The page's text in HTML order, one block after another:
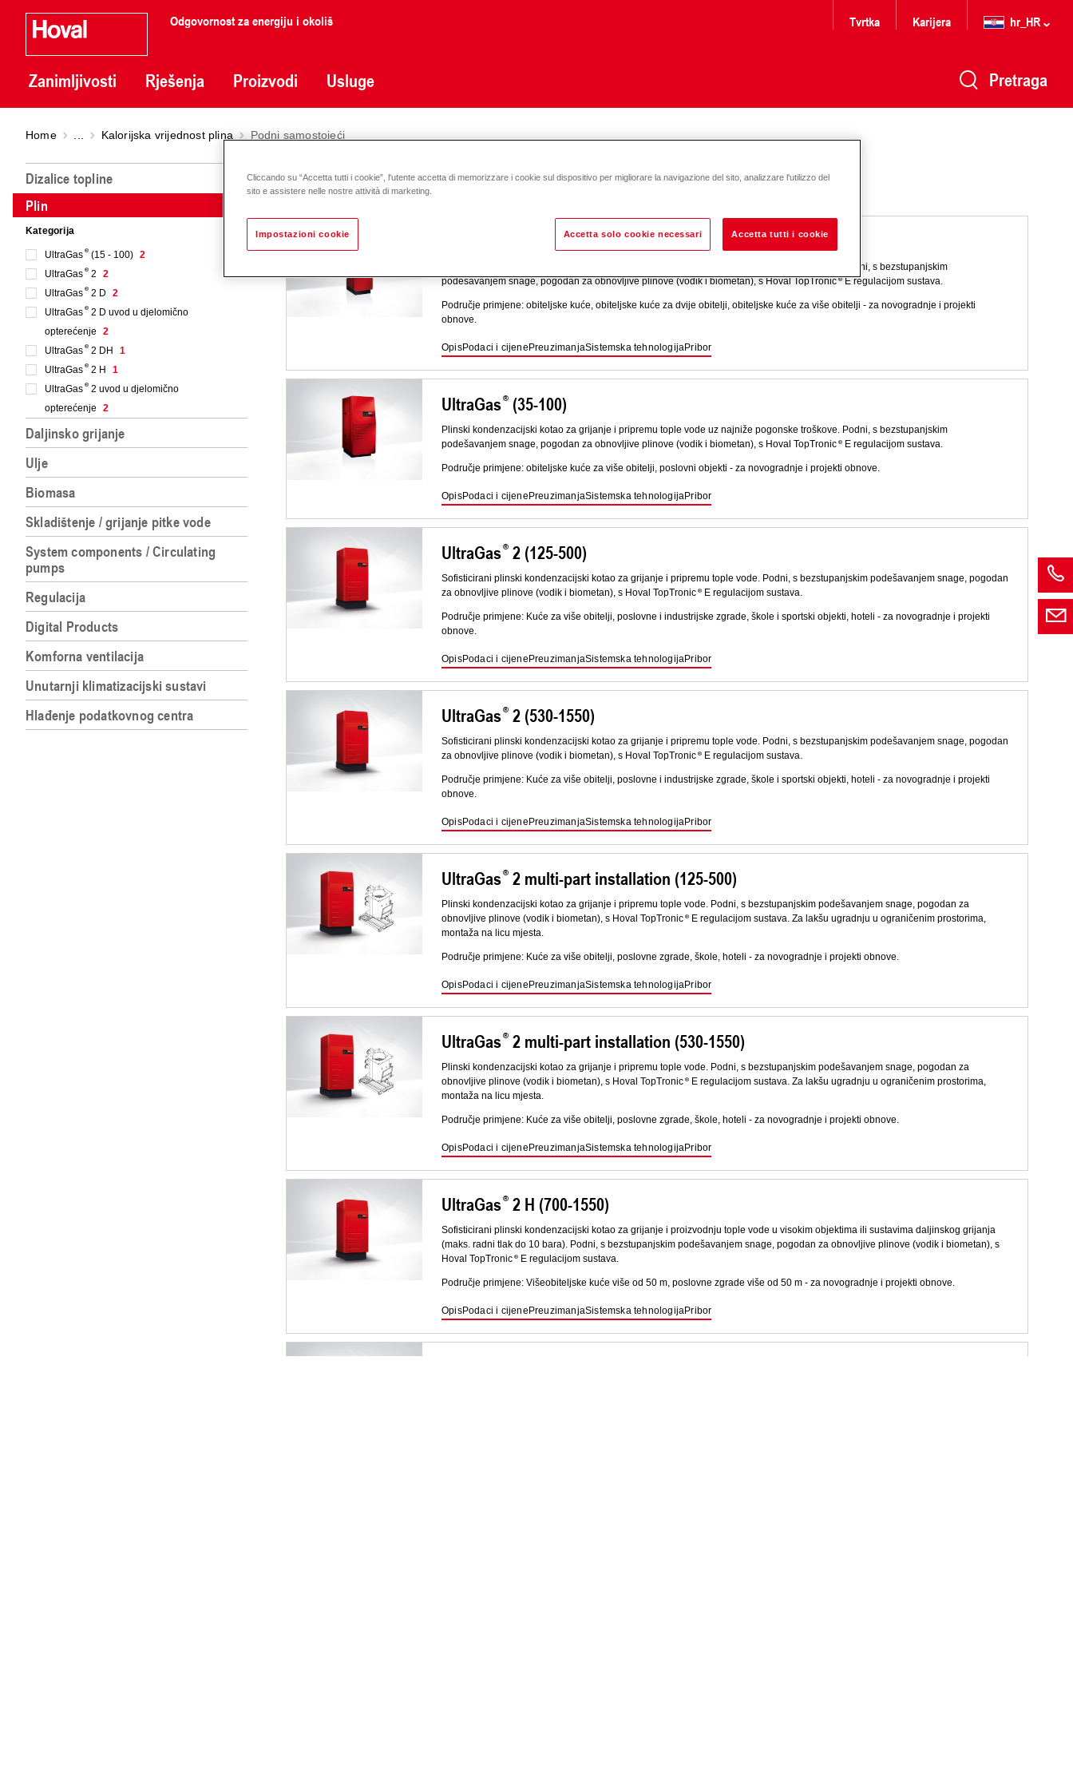
Odgovornost za energiju i okoliš
Zanimljivosti Rješenja Proizvodi Usluge
Tvrtka Karijera hr_HR
Pretraga
Home Kalorijska vrijednost plina Podni samostojeći
Dizalice topline
Plin
Kategorija
UltraGas (15 - 100) 2
UltraGas
2
2
UltraGas
2 D
2
UltraGas
2 D uvod u djelomično
opterećenje
2
UltraGas
2 DH
1
UltraGas
2 H
1
UltraGas
2 uvod u djelomično
opterećenje
2
Daljinsko grijanje
Ulje
Biomasa
Skladištenje / grijanje pitke vode
System components / Circulating
pumps
Regulacija
Digital Products
Komforna ventilacija
Unutarnji klimatizacijski sustavi
Hlađenje podatkovnog centra
Podni samostojeći
Plinski kondenzacijski kotao za grijanje i pripremu tople vode uz najniže pogonske troškove. Podni, s bezstupanjskim
podešavanjem snage, pogodan za obnovljive plinove (vodik i biometan), s Hoval TopTronic E regulacijom sustava.
Područje primjene: obiteljske kuće, obiteljske kuće za dvije obitelji, obiteljske kuće za više obitelji - za novogradnje i projekti
obnove.
OpisPodaci i cijene PreuzimanjaSistemska tehnologijaPribor
UltraGas (35-100)
Plinski kondenzacijski kotao za grijanje i pripremu tople vode uz najniže pogonske troškove. Podni, s bezstupanjskim
podešavanjem snage, pogodan za obnovljive plinove (vodik i biometan), s Hoval TopTronic
E regulacijom sustava.
Područje primjene: obiteljske kuće za više obitelji, poslovni objekti - za novogradnje i projekti obnove.
OpisPodaci i cijene PreuzimanjaSistemska tehnologijaPribor
UltraGas 2 (125-500)
Sofisticirani plinski kondenzacijski kotao za grijanje i pripremu tople vode. Podni, s bezstupanjskim podešavanjem snage, pogodan
za obnovljive plinove (vodik i biometan), s Hoval TopTronic
E regulacijom sustava.
Područje primjene: Kuće za više obitelji, poslovne i industrijske zgrade, škole i sportski objekti, hoteli - za novogradnje i projekti
obnove.
OpisPodaci i cijene PreuzimanjaSistemska tehnologijaPribor
UltraGas 2 (530-1550)
Sofisticirani plinski kondenzacijski kotao za grijanje i pripremu tople vode. Podni, s bezstupanjskim podešavanjem snage, pogodan
za obnovljive plinove (vodik i biometan), s Hoval TopTronic
E regulacijom sustava.
Područje primjene: Kuće za više obitelji, poslovne i industrijske zgrade, škole i sportski objekti, hoteli - za novogradnje i projekti
obnove.
OpisPodaci i cijene PreuzimanjaSistemska tehnologijaPribor
UltraGas 2 multi-part installation (125-500)
Plinski kondenzacijski kotao za grijanje i pripremu tople vode. Podni, s bezstupanjskim podešavanjem snage, pogodan za
obnovljive plinove (vodik i biometan), s Hoval TopTronic
E regulacijom sustava. Za lakšu ugradnju u ograničenim prostorima,
montaža na licu mjesta.
Područje primjene: Kuće za više obitelji, poslovne zgrade, škole, hoteli - za novogradnje i projekti obnove.
OpisPodaci i cijene PreuzimanjaSistemska tehnologijaPribor
UltraGas 2 multi-part installation (530-1550)
Plinski kondenzacijski kotao za grijanje i pripremu tople vode. Podni, s bezstupanjskim podešavanjem snage, pogodan za
obnovljive plinove (vodik i biometan), s Hoval TopTronic
E regulacijom sustava. Za lakšu ugradnju u ograničenim prostorima,
montaža na licu mjesta.
Područje primjene: Kuće za više obitelji, poslovne zgrade, škole, hoteli - za novogradnje i projekti obnove.
OpisPodaci i cijene PreuzimanjaSistemska tehnologijaPribor
UltraGas 2 H (700-1550)
Sofisticirani plinski kondenzacijski kotao za grijanje i proizvodnju tople vode u visokim objektima ili sustavima daljinskog grijanja
(maks. radni tlak do 10 bara). Podni, s bezstupanjskim podešavanjem snage, pogodan za obnovljive plinove (vodik i biometan), s
Hoval TopTronic
E regulacijom sustava.
Područje primjene: Višeobiteljske kuće više od 50 m, poslovne zgrade više od 50 m - za novogradnje i projekti obnove.
OpisPodaci i cijene PreuzimanjaSistemska tehnologijaPribor
Cliccando su “Accetta tutti i cookie”, l'utente accetta di memorizzare i cookie sul dispositivo per migliorare la navigazione del sito, analizzare l'utilizzo del
sito e assistere nelle nostre attività di marketing.
Impostazioni cookie Accetta solo cookie necessari Accetta tutti i cookie